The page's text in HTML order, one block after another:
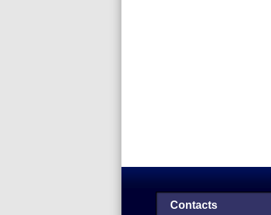
Contacts